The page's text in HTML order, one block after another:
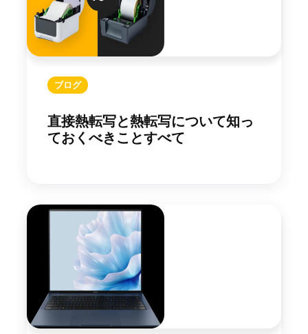
ブログ
直接熱転写と熱転写について知っ
ておくべきことすべて